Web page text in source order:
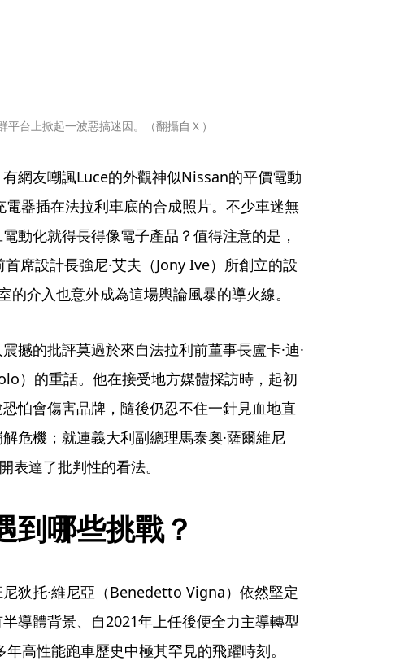
台上掀起一波惡搞迷因。（翻攝自Ｘ）
網友嘲諷Luce的外觀神似Nissan的平價電動
器插在法拉利車底的合成照片。不少車迷無
動化就得長得像電子產品？值得注意的是，
席設計長強尼·艾夫（Jony Ive）所創立的設
介入也意外成為這場輿論風暴的導火線。
撼的批評莫過於來自法拉利前董事長盧卡·迪·
）的重話。他在接受地方媒體採訪時，起初
怕會傷害品牌，隨後仍忍不住一針見血地直
危機；就連義大利副總理馬泰奧·薩爾維尼
表達了批判性的看法。
到哪些挑戰？
狄托·維尼亞（Benedetto Vigna）依然堅定
導體背景、自2021年上任後便全力主導轉型
高性能跑車歷史中極其罕見的飛躍時刻。